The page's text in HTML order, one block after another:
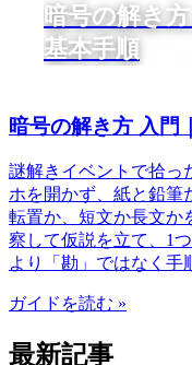
暗号の解き
基本手順
暗号の解き方 入門
謎解きイベントで拾っ
ホを開かず、紙と鉛筆
転置か、短文か長文か
察して仮説を立て、1
より「勘」ではなく手
ガイドを読む »
最新記事